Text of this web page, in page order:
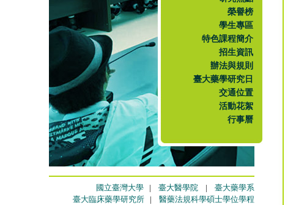
榮譽榜
學生專區
特色課程簡介
招生資訊
辦法與規則
臺大藥學研究日
交通位置
活動花絮
行事曆
國立臺灣大學| 臺大醫學院| 臺大藥學系
臺大臨床藥學研究所| 醫藥法規科學碩士學位學程